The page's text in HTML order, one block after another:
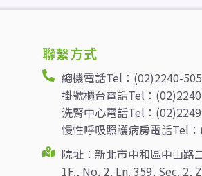
聯繫方式
總機電話Tel：(02)2240-
掛號櫃台電話Tel：
洗腎中心電話Tel：
慢性呼吸照護病房電話Tel
院址：新北市中和區中山路
1F., No. 2, Ln. 359, Sec. 2,